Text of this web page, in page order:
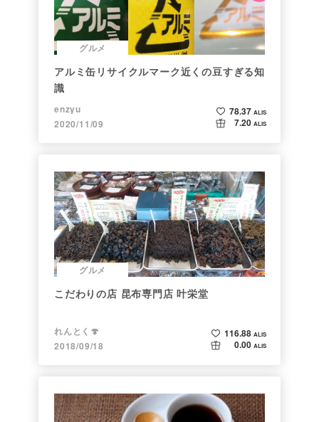
グルメ
アルミ缶リサイクルマーク近くの豆すぎる知
識
enzyu
2020/11/09
78.37 ALIS
7.20 ALIS
グルメ
こだわりの店 昆布専門店 叶栄堂
れんとく🍄
2018/09/18
116.88 ALIS
0.00 ALIS